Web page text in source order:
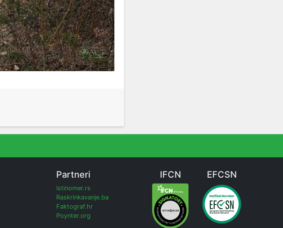
Partneri
Istinomer.rs
Raskrinkavanje.ba
Faktograf.hr
Poynter.org
IFCN EFCSN